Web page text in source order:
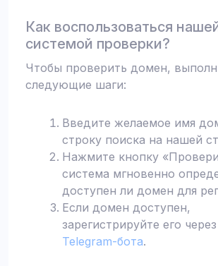
Как воспользоваться
системой проверки?
Чтобы проверить домен,
следующие шаги:
Введите желаемое имя
строку поиска на нашей
Нажмите кнопку
система мгновенно
доступен ли домен для
Если домен доступен,
зарегистрируйте его
Telegram-бота.